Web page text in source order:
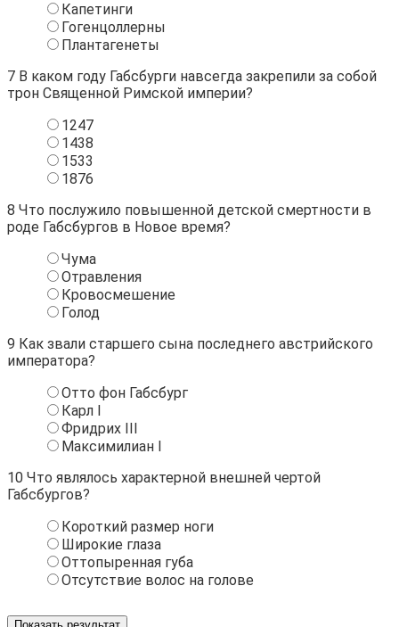
Капетинги
Гогенцоллерны
Плантагенеты
7 В каком году Габсбурги навсегда закрепили за собой
трон Священной Римской империи?
1247
1438
1533
1876
8 Что послужило повышенной детской смертности в
роде Габсбургов в Новое время?
Чума
Отравления
Кровосмешение
Голод
9 Как звали старшего сына последнего австрийского
императора?
Отто фон Габсбург
Карл I
Фридрих III
Максимилиан I
10 Что являлось характерной внешней чертой
Габсбургов?
Короткий размер ноги
Широкие глаза
Оттопыренная губа
Отсутствие волос на голове